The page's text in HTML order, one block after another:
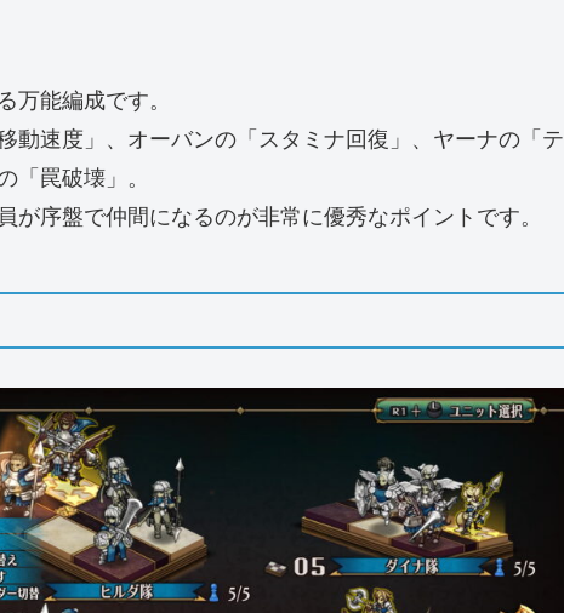
能編成です。
動速度」、オーバンの「スタミナ回復」、ヤーナの「テ
罠破壊」。
序盤で仲間になるのが非常に優秀なポイントです。